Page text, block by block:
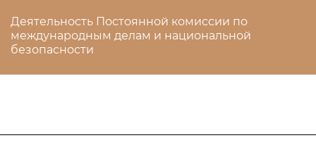
Деятельность Постоянной комиссии по
международным делам и национальной
безопасности